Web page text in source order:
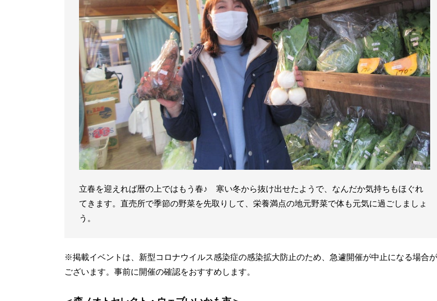
立春を迎えれば暦の上ではもう春♪ 寒い冬から抜け出せたようで、なんだか気持ちもほぐれ
てきます。直売所で季節の野菜を先取りして、栄養満点の地元野菜で体も元気に過ごしましょ
う。
※掲載イベントは、新型コロナウイルス感染症の感染拡大防止のため、急遽開催が中止になる場合が
ございます。事前に開催の確認をおすすめします。